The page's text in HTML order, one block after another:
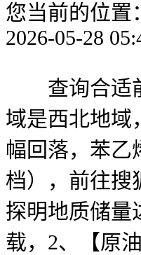
您当前的位置
2026-05-28
查询合适前
域是西北地域
幅回落，苯乙
档），前往搜
探明地质储量
载，2、【原